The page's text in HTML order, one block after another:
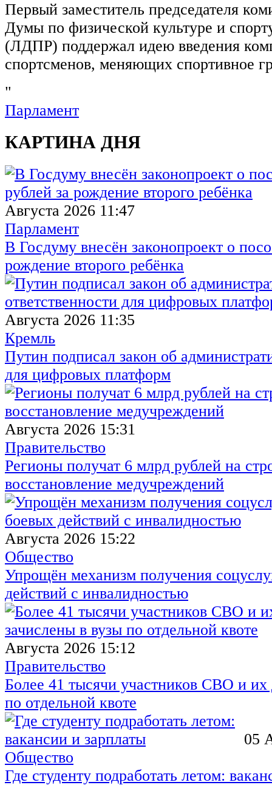
Первый заместитель председателя
Думы по физической культуре и
(ЛДПР) поддержал идею введения
спортсменов, меняющих спортивное
"
Парламент
КАРТИНА ДНЯ
Августа 2026 11:47
Парламент
В Госдуму внесён законопроект о
рождение второго ребёнка
Августа 2026 11:35
Кремль
Путин подписал закон об
для цифровых платформ
Августа 2026 15:31
Правительство
Регионы получат 6 млрд рублей на
восстановление медучреждений
Августа 2026 15:22
Общество
Упрощён механизм получения
действий с инвалидностью
Августа 2026 15:12
Правительство
Более 41 тысячи участников СВО и их
по отдельной квоте
05
Общество
Где студенту подработать летом: